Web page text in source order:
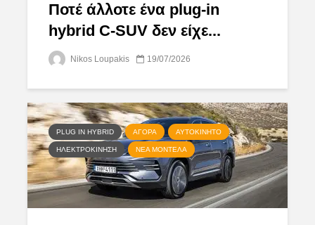
Ποτέ άλλοτε ένα plug-in
hybrid C-SUV δεν είχε...
Nikos Loupakis 19/07/2026
PLUG IN HYBRID ΑΓΟΡΆ ΑΥΤΟΚΊΝΗΤΟ
ΗΛΕΚΤΡΟΚΊΝΗΣΗ ΝΈΑ ΜΟΝΤΈΛΑ